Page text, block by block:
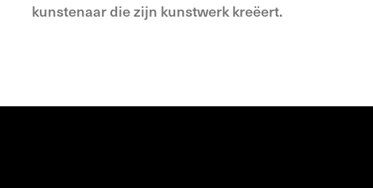
kunstenaar die zijn kunstwerk kreëert.